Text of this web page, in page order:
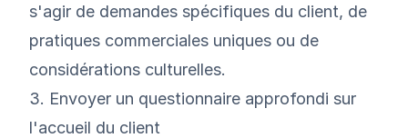
s'agir de demandes spécifiques du client, de
pratiques commerciales uniques ou de
considérations culturelles.
3. Envoyer un questionnaire approfondi sur
l'accueil du client